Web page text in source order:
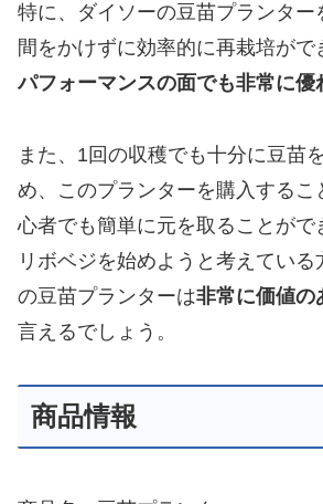
特に、ダイソーの豆苗プランター
間をかけずに効率的に再栽培がで
パフォーマンスの面でも非常に優
また、1回の収穫でも十分に豆苗
め、このプランターを購入するこ
心者でも簡単に元を取ることがで
リボベジを始めようと考えている
の豆苗プランターは非常に価値の
言えるでしょう。
商品情報